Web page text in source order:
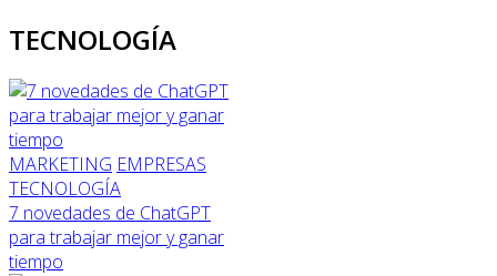
TECNOLOGÍA
MARKETING EMPRESAS
TECNOLOGÍA
7 novedades de ChatGPT
para trabajar mejor y ganar
tiempo